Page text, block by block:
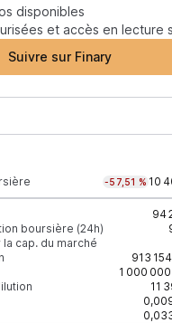
disponibles
et accès en lecture
Suivre sur Finary
-57,51 % 10
94
boursière (24h)
cap. du marché
913
1 000
11